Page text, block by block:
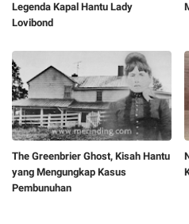
Legenda Kapal Hantu Lady
Lovibond
The Greenbrier Ghost, Kisah Hantu
yang Mengungkap Kasus
Pembunuhan